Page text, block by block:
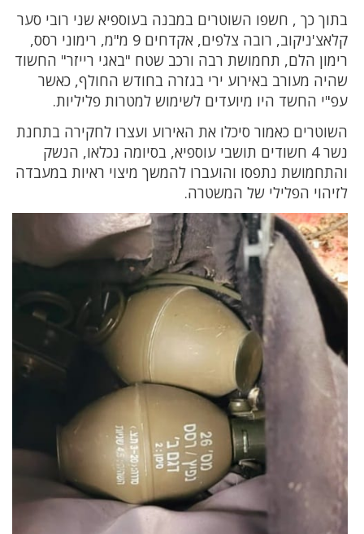
בתוך כך , חשפו השוטרים במבנה בעוספיא שני רובי סער
קלאצ'ניקוב, רובה צלפים, אקדחים 9 מ"מ, רימוני רסס,
רימון הלם, תחמושת רבה ורכב שטח "באגי רייזר" החשוד
שהיה מעורב באירוע ירי בגזרה בחודש החולף, כאשר
עפ"י החשד היו מיועדים לשימוש למטרות פליליות.
השוטרים כאמור סיכלו את האירוע ועצרו לחקירה בתחנת
נשר 4 חשודים תושבי עוספיא, בסיומה נכלאו, הנשק
והתחמושת נתפסו והועברו להמשך מיצוי ראיות במעבדה
לזיהוי הפלילי של המשטרה.